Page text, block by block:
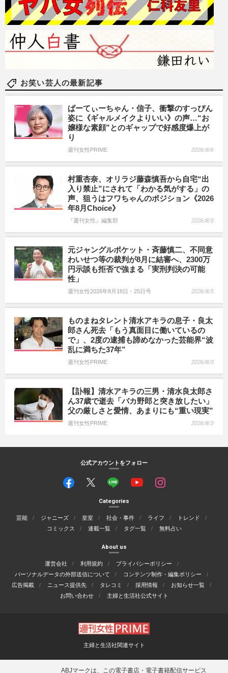
お笑い芸人の最新記事
ぱーてぃーちゃん・信子、衝撃のすっぴん
姿に《ギャルメイクよりいい》の声…“お
嬢様な素顔”とのギャップで好感度爆上が
り
週刊女性PRIME 2026/8/6
村重杏奈、オリラジ藤森慎吾から自宅“出
入り禁止”にされて「わかる気がする」の
声、狙うはフワちゃんのポジション《2026
年8月Choice》
『週刊女性』編集部 2026/8/5
元ジャングルポケット・斉藤慎二、不同意
わいせつ等の裁判が8月に結審へ、2300万
円示談も拒否で強まる「実刑判決の可能
性」
週刊女性2026年8月18日・25日号 2026/8/5
ものまねタレント清水アキラの息子・良太
郎さん死去「もう真面目に働いているの
で」、2度の逮捕も諦めなかった芸能界“波
乱に満ちた37年”
週刊女性PRIME 2026/8/3
【訃報】清水アキラの三男・清水良太郎さ
ん37歳で逝去「バカ野郎と突き放したい」
父の厳しさと愛情、あまりにも“重い現実”
週刊女性PRIME 2026/8/3
公式アカウントをフォロー
Categories
芸能 ジャニーズ 皇室 社会・事件 ライフ
トレンド
コミックス
連載一覧 タグ一覧 無料占い
About us
運営会社 利用規約
プライバシーポリシー
パーソナルデータの外部送信について
コンテンツ制作・編集ポリシー
広告掲載
ニュース提供先 タレコミ 採用情報
お知らせ一覧
お問い合わせ
主婦と生活社公式サイト
主婦と生活社関連サイト
ABJマークは、この電子書店・電子書籍配信サービス